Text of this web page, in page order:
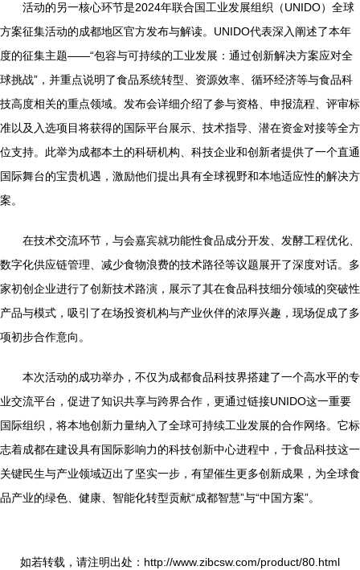
活动的另一核心环节是2024年联合国工业发展组织（UNIDO）全球
方案征集活动的成都地区官方发布与解读。UNIDO代表深入阐述了本年
度的征集主题——“包容与可持续的工业发展：通过创新解决方案应对全
球挑战”，并重点说明了食品系统转型、资源效率、循环经济等与食品科
技高度相关的重点领域。发布会详细介绍了参与资格、申报流程、评审标
准以及入选项目将获得的国际平台展示、技术指导、潜在资金对接等全方
位支持。此举为成都本土的科研机构、科技企业和创新者提供了一个直通
国际舞台的宝贵机遇，激励他们提出具有全球视野和本地适应性的解决方
案。
在技术交流环节，与会嘉宾就功能性食品成分开发、发酵工程优化、
数字化供应链管理、减少食物浪费的技术路径等议题展开了深度对话。多
家初创企业进行了创新技术路演，展示了其在食品科技细分领域的突破性
产品与模式，吸引了在场投资机构与产业伙伴的浓厚兴趣，现场促成了多
项初步合作意向。
本次活动的成功举办，不仅为成都食品科技界搭建了一个高水平的专
业交流平台，促进了知识共享与跨界合作，更通过链接UNIDO这一重要
国际组织，将本地创新力量纳入了全球可持续工业发展的合作网络。它标
志着成都在建设具有国际影响力的科技创新中心进程中，于食品科技这一
关键民生与产业领域迈出了坚实一步，有望催生更多创新成果，为全球食
品产业的绿色、健康、智能化转型贡献“成都智慧”与“中国方案”。
如若转载，请注明出处：http://www.zibcsw.com/product/80.html